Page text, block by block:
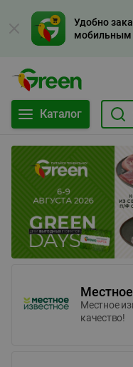
Удобно
мобильным
Каталог
Местное
качество!